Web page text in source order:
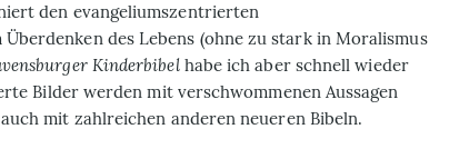
den evangeliumszentrierten
des Lebens (ohne zu stark in Moralismus
Kinderbibel habe ich aber schnell wieder
Bilder werden mit verschwommenen Aussagen
mit zahlreichen anderen neueren Bibeln.